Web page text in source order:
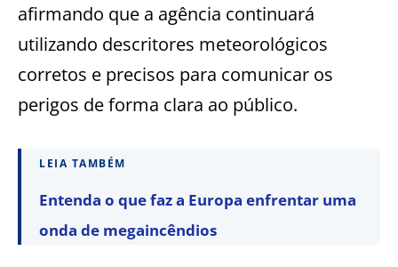
afirmando que a agência continuará
utilizando descritores meteorológicos
corretos e precisos para comunicar os
perigos de forma clara ao público.
LEIA TAMBÉM
Entenda o que faz a Europa enfrentar uma
onda de megaincêndios